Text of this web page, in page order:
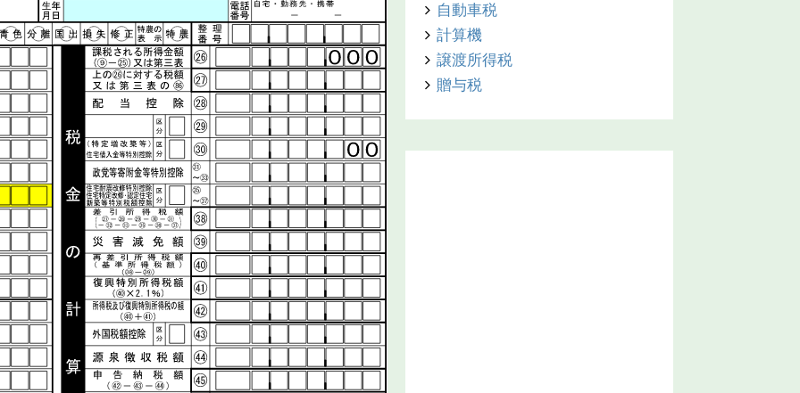
自動車税
計算機
譲渡所得税
贈与税